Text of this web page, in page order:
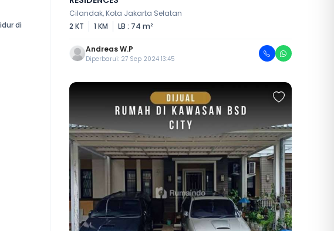
di
Cilandak, Kota Jakarta Selatan
2 KT
1 KM LB : 74 m²
Andreas W.P
Diperbarui: 27 Sep 2024 13:45